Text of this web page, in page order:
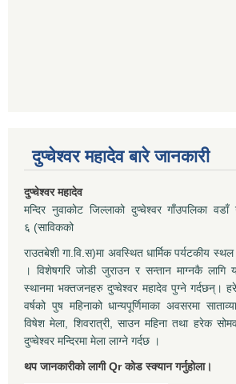
दुप्चेश्वर महादेव बारे जानकारी
दुप्चेश्वर महादेव
मन्दिर नुवाकोट जिल्लाको दुप्चेश्वर गाँउपलिका वडाँ
६ (साविकको
राउतबेशी गा.वि.स)मा अवस्थित धार्मिक पर्यटकीय स्थल
। विशेषगरि जोडी जुराउन र सन्तान माग्नकै लागि
स्थानमा भक्तजनहरु दुप्चेश्वर महादेव पुग्ने गर्दछन्।
वर्षको पुष महिनाको धान्यपूर्णिमाका अवसरमा
विषेश मेला, शिवरात्री, साउन महिना तथा हरेक
दुप्चेश्वर मन्दिरमा मेला लाग्ने गर्दछ ।
थप जानकारीको लागी Qr कोड स्क्यान गर्नुहोला।